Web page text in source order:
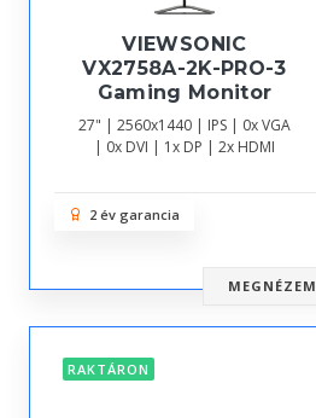
VIEWSONIC
VX2758A-2K-PRO-3
Gaming Monitor
27" | 2560x1440 | IPS | 0x VGA
| 0x DVI | 1x DP | 2x HDMI
2 év garancia
MEGNÉZEM
RAKTÁRON